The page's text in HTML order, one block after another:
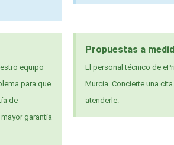
equipo
para que
de
garantía
Propuestas a
El personal técnico de
Murcia. Concierte una
atenderle.